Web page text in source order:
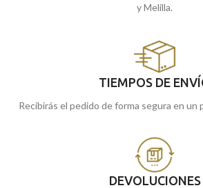
y Melilla.
TIEMPOS DE
Recibirás el pedido de forma segura en un
DEVOLUCIONES